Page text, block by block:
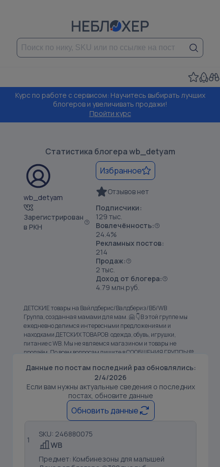
Курс по работе с сервисом: Научитесь выбирать лучших
блогеров и увеличивать продажи!
Пройти курс
Статистика блогераwb_detyam
wb_detyam
Зарегистрирован
в РКН
Отзывов нет
Избранное
ДЕТСКИЕ товары на Вайлдберис/Валдбериз/ВБ/WB
Группа, созданная мамами для мам. 🤗 👇В этой группе мы
ежедневно делимся интересными предложениями и
находками ДЕТСКИХ ТОВАРОВ: одежда, обувь, игрушки,
питание с WB. Мы не являемся магазином и товары не
продаём. По всем вопросам пишите в СООБЩЕНИЯ ГРУППЫ💜
Подписчики:
129 тыс.
Вовлечённость:
24.4%
Рекламных постов:
214
Продаж:
2 тыс.
Доход от блогера:
4.79 млн.руб.
Данные по постам последний раз обновлялись:
2/4/2026
Если вам нужны актуальные сведения о последних
постах, обновите данные
Обновить данные
1
SKU: 246880075
Предмет: Комбинезоны для малышей